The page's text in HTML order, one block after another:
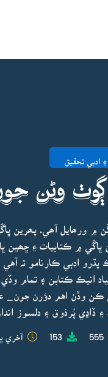
ادبي تحقيق
ڳوٺ وڻن
۾ ورھايل آھي. پھرين
ڀاڱي ۾ ڪتابيات ۽ ڇھين
ادبي ڪارنامو تہ
انيڪ ڪتابن ۽ تمام
جي ڪن وڏن اهم دؤرن جون_
۽ ڏاڍي پُرذوق ۽ دلسوز
555
153 آخري